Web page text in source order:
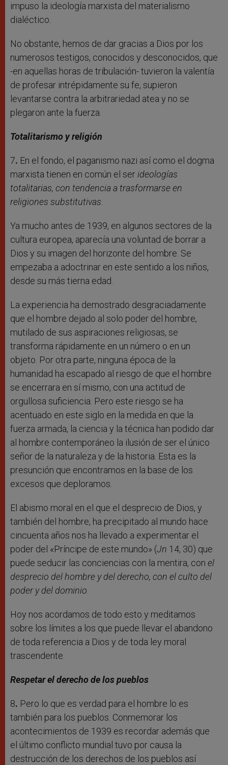
impuso la ideología marxista del materialismo
dialéctico.
No obstante, hemos de dar gracias a Dios por los
numerosos testigos, conocidos y desconocidos, que
-en aquellas horas de tribulación- tuvieron la valentía
de profesar intrépidamente su fe, supieron
levantarse contra la arbitrariedad atea y no se
plegaron ante la fuerza.
Totalitarismo y religión
7. En el fondo, el paganismo nazi así como el dogma
marxista tienen en común el serideologías
totalitarias, con tendencia a trasformarse en
religiones substitutivas.
Ya mucho antes de 1939, en algunos sectores de la
cultura europea, aparecía una voluntad de borrar a
Dios y su imagen del horizonte del hombre. Se
empezaba a adoctrinar en este sentido a los niños,
desde su más tierna edad.
La experiencia ha demostrado desgraciadamente
que el hombre dejado al solo poder del hombre,
mutilado de sus aspiraciones religiosas, se
transforma rápidamente en un número o en un
objeto. Por otra parte, ninguna época de la
humanidad ha escapado al riesgo de que el hombre
se encerrara en sí mismo, con una actitud de
orgullosa suficiencia. Pero este riesgo se ha
acentuado en este siglo en la medida en que la
fuerza armada, la ciencia y la técnica han podido dar
al hombre contemporáneo la ilusión de ser el único
señor de la naturaleza y de la historia. Esta es la
presunción que encontramos en la base de los
excesos que deploramos.
El abismo moral en el que el desprecio de Dios, y
también del hombre, ha precipitado al mundo hace
cincuenta años nos ha llevado a experimentar el
poder del «Príncipe de este mundo» (Jn 14, 30) que
puede seducir las conciencias con la mentira, con el
desprecio del hombre y del derecho, con el culto del
poder y del dominio.
Hoy nos acordamos de todo esto y meditamos
sobre los límites a los que puede llevar el abandono
de toda referencia a Dios y de toda ley moral
trascendente.
Respetar el derecho de los pueblos
8. Pero lo que es verdad para el hombre lo es
también para los pueblos. Conmemorar los
acontecimientos de 1939 es recordar además que
el último conflicto mundial tuvo por causa la
destrucción de los derechos de los pueblos así